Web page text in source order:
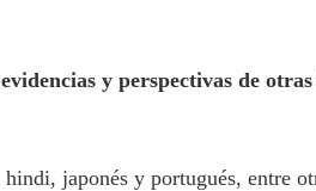
evidencias y perspectivas de
japonés y portugués, entre